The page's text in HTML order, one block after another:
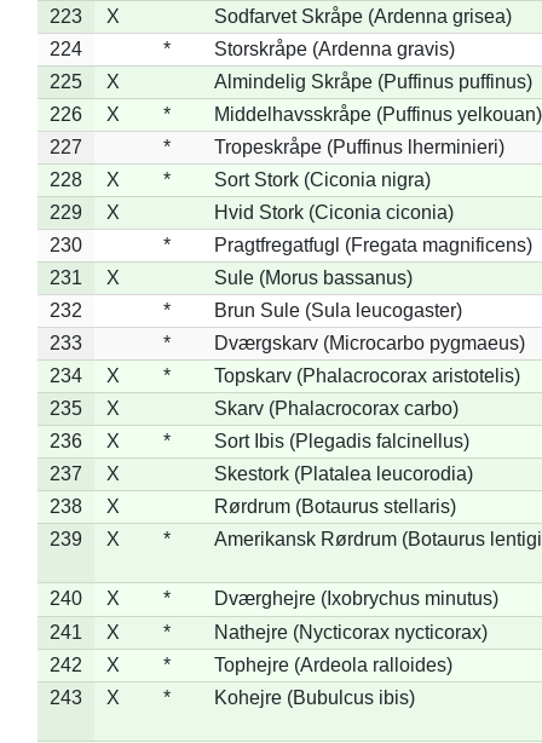
223 X
Sodfarvet Skråpe (Ardenna grisea)
224
*
Storskråpe (Ardenna gravis)
225
X
Almindelig Skråpe (Puffinus puffinus)
226
X *
Middelhavsskråpe (Puffinus yelkouan)
227
*
Tropeskråpe (Puffinus lherminieri)
228
X *
Sort Stork (Ciconia nigra)
229
X
Hvid Stork (Ciconia ciconia)
230
*
Pragtfregatfugl (Fregata magnificens)
231
X
Sule (Morus bassanus)
232
*
Brun Sule (Sula leucogaster)
233
*
Dværgskarv (Microcarbo pygmaeus)
234
X *
Topskarv (Phalacrocorax aristotelis)
235
X
Skarv (Phalacrocorax carbo)
236
X *
Sort Ibis (Plegadis falcinellus)
237
X
Skestork (Platalea leucorodia)
238
X
Rørdrum (Botaurus stellaris)
239
X * Amerikansk Rørdrum (Botaurus
240 X *
Dværghejre (Ixobrychus minutus)
241
X *
Nathejre (Nycticorax nycticorax)
242
X *
Tophejre (Ardeola ralloides)
243
X * Kohejre (Bubulcus ibis)